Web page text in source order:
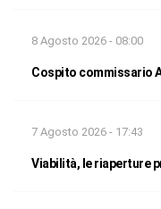
8 Agosto 2026 - 08:00
Cospito commissario
7 Agosto 2026 - 17:43
Viabilità, le riaperture